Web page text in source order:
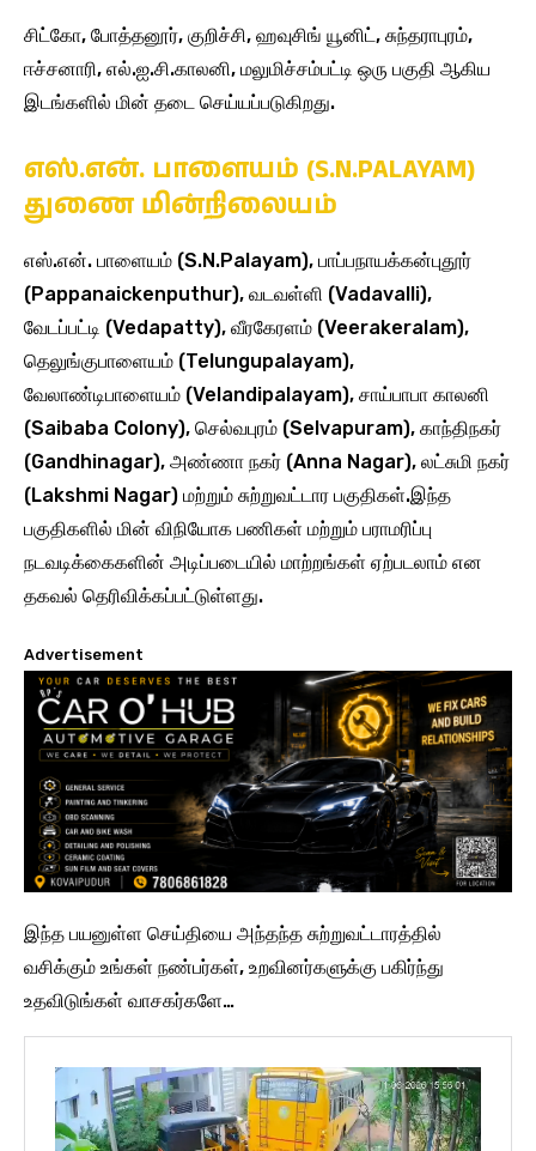
சிட்கோ, போத்தனூர், குறிச்சி, ஹவுசிங் யூனிட், சுந்தராபுரம்,
ஈச்சனாரி, எல்.ஐ.சி.காலனி, மலுமிச்சம்பட்டி ஒரு பகுதி ஆகிய
இடங்களில் மின் தடை செய்யப்படுகிறது.
எஸ்.என். பாளையம் (S.N.PALAYAM)
துணை மின்நிலையம்
எஸ்.என். பாளையம் (S.N.Palayam), பாப்பநாயக்கன்புதூர்
(Pappanaickenputhur), வடவள்ளி (Vadavalli),
வேடப்பட்டி (Vedapatty), வீரகேரளம் (Veerakeralam),
தெலுங்குபாளையம் (Telungupalayam),
வேலாண்டிபாளையம் (Velandipalayam), சாய்பாபா காலனி
(Saibaba Colony), செல்வபுரம் (Selvapuram), காந்திநகர்
(Gandhinagar), அண்ணா நகர் (Anna Nagar), லட்சுமி நகர்
(Lakshmi Nagar) மற்றும் சுற்றுவட்டார பகுதிகள்.இந்த
பகுதிகளில் மின் விநியோக பணிகள் மற்றும் பராமரிப்பு
நடவடிக்கைகளின் அடிப்படையில் மாற்றங்கள் ஏற்படலாம் என
தகவல் தெரிவிக்கப்பட்டுள்ளது.
Advertisement
இந்த பயனுள்ள செய்தியை அந்தந்த சுற்றுவட்டாரத்தில்
வசிக்கும் உங்கள் நண்பர்கள், உறவினர்களுக்கு பகிர்ந்து
உதவிடுங்கள் வாசகர்களே…